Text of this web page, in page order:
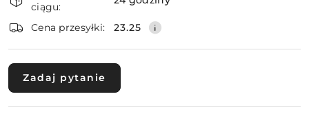
dostawa
ciągu:
Cena przesyłki: 23.25
Zadaj pytanie